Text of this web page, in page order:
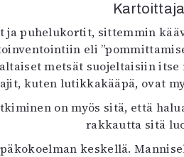
puhelukortit, sittemmin
eli
metsät suojeltaisiin
kuten lutikkakääpä, ovat
on myös sitä, että
rakkautta sitä
keskellä.